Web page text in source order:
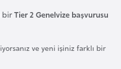
birTier 2 Genelvize başvurusu
ve yeni işiniz farklı bir